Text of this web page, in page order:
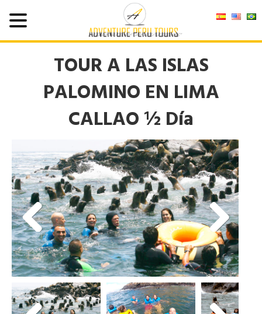
TOUR A LAS ISLAS
PALOMINO EN LIMA
CALLAO ½ Día